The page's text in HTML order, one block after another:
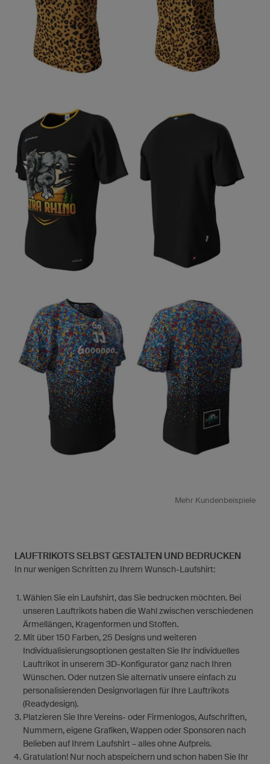
Mehr Kundenbeispiele
LAUFTRIKOTS SELBST GESTALTEN UND BEDRUCKEN
In nur wenigen Schritten zu Ihrem Wunsch-Laufshirt:
Wählen Sie ein Laufshirt, das Sie bedrucken möchten. Bei
unseren Lauftrikots haben die Wahl zwischen verschiedenen
Ärmellängen, Kragenformen und Stoffen.
Mit über 150 Farben, 25 Designs und weiteren
Individualisierungsoptionen gestalten Sie Ihr individuelles
Lauftrikot in unserem 3D-Konfigurator ganz nach Ihren
Wünschen. Oder nutzen Sie alternativ unsere einfach zu
personalisierenden Designvorlagen für Ihre Lauftrikots
(Readydesign).
Platzieren Sie Ihre Vereins- oder Firmenlogos, Aufschriften,
Nummern, eigene Grafiken, Wappen oder Sponsoren nach
Belieben auf Ihrem Laufshirt – alles ohne Aufpreis.
Gratulation! Nur noch abspeichern und schon haben Sie Ihr